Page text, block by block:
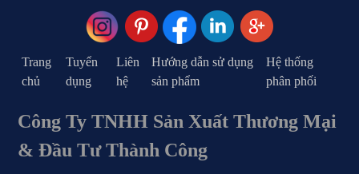
Trang
chủ
Tuyển
dụng
Liên
hệ
Hướng dẫn sử dụng
sản phẩm
Hệ thống
phân phối
Công Ty TNHH Sản Xuất Thương Mại
& Đầu Tư Thành Công